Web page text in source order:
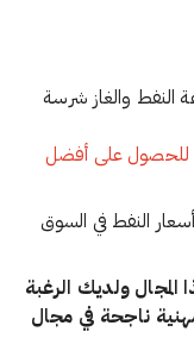
النفط والغاز شرسة
للحصول على أفضل
النفط في السوق
ولديك الرغبة
ناجحة في مجال